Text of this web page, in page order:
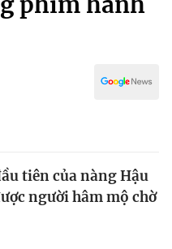
tiên của nàng Hậu
người hâm mộ chờ